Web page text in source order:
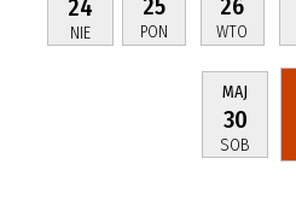
24
NIE
25
PON
26
WTO
MAJ
30
SOB